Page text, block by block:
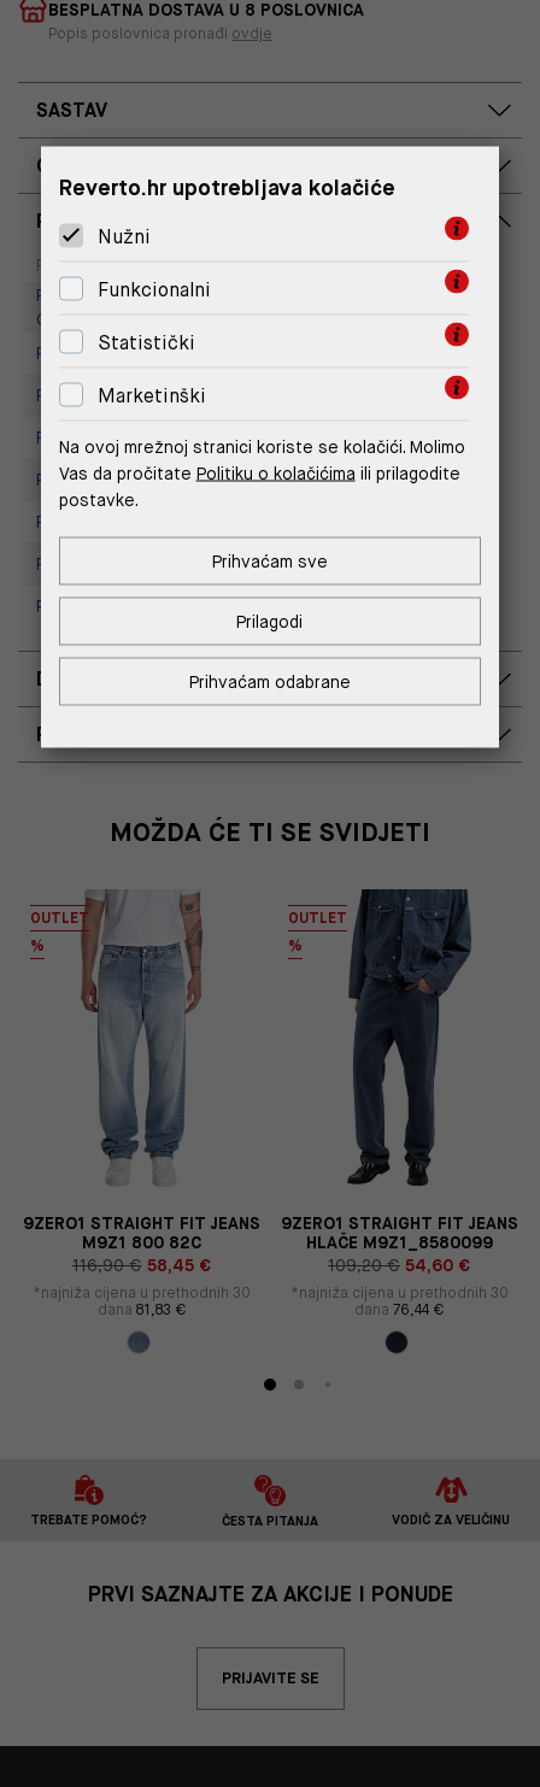
BESPLATNA DOSTAVA U 8 POSLOVNICA
Popis poslovnica pronađi ovdje
SASTAV
OPIS PROIZVODA
RASPOLOŽIVOST PO POSLOVNICAMA
Poslovnica
Replay Outlet Store, Designer
Outlet Croatia
Replay store, Arena centar
Replay Store, City Center One
Replay Store, Joker Centar
Replay Store, Mall of Split
Replay store, Tower Centar
Replay Store, Supernova Zadar
Replay Outlet Store, Split
DOSTAVA
POVRAT I ZAMJENA
MOŽDA ĆE TI SE SVIDJETI
OUTLET
%
9ZERO1 STRAIGHT FIT JEANS
M9Z1 800 82C
116,90 € 58,45 €
*najniža cijena u prethodnih 30
dana 81,83 €
OUTLET
%
9ZERO1 STRAIGHT FIT JEANS
HLAČE M9Z1_8580099
109,20 € 54,60 €
*najniža cijena u prethodnih 30
dana 76,44 €
TREBATE POMOĆ? ČESTA PITANJA VODIČ ZA VELIČINU
PRVI SAZNAJTE ZA AKCIJE I PONUDE
PRIJAVITE SE
Reverto.hr upotrebljava kolačiće
Nužni
Funkcionalni
Statistički
Marketinški
Na ovoj mrežnoj stranici koriste se kolačići. Molimo
Vas da pročitate Politiku o kolačićima ili prilagodite
postavke.
Prihvaćam odabrane
Prilagodi
Prihvaćam sve